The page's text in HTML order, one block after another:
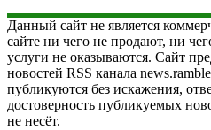
Данный сайт не является
сайте ни чего не продают, ни
услуги не оказываются. Сайт
новостей RSS канала
публикуются без искажения,
достоверность публикуемых
не несёт.